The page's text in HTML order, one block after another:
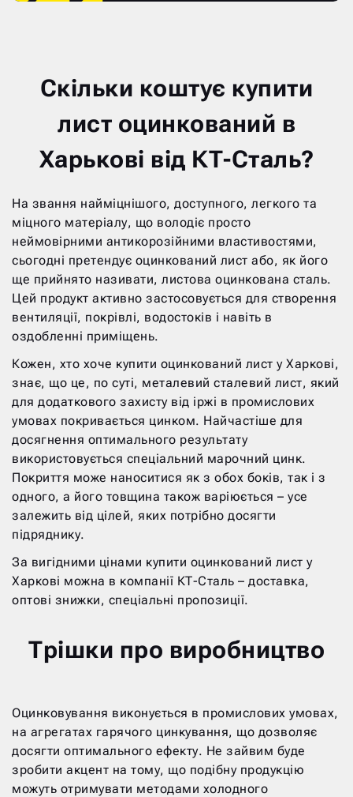
Скільки коштує купити
лист оцинкований в
Харькові від КТ-Сталь?
На звання найміцнішого, доступного, легкого та
міцного матеріалу, що володіє просто
неймовірними антикорозійними властивостями,
сьогодні претендує оцинкований лист або, як його
ще прийнято називати, листова оцинкована сталь.
Цей продукт активно застосовується для створення
вентиляції, покрівлі, водостоків і навіть в
оздобленні приміщень.
Кожен, хто хоче купити оцинкований лист у Харкові,
знає, що це, по суті, металевий сталевий лист, який
для додаткового захисту від іржі в промислових
умовах покривається цинком. Найчастіше для
досягнення оптимального результату
використовується спеціальний марочний цинк.
Покриття може наноситися як з обох боків, так і з
одного, а його товщина також варіюється – усе
залежить від цілей, яких потрібно досягти
підряднику.
За вигідними цінами купити оцинкований лист у
Харкові можна в компанії КТ-Сталь – доставка,
оптові знижки, спеціальні пропозиції.
Трішки про виробництво
Оцинковування виконується в промислових умовах,
на агрегатах гарячого цинкування, що дозволяє
досягти оптимального ефекту. Не зайвим буде
зробити акцент на тому, що подібну продукцію
можуть отримувати методами холодного